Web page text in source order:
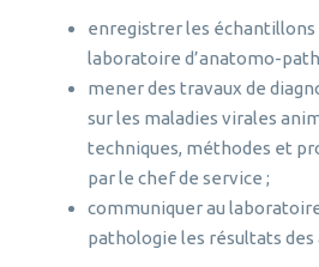
enregistrer les échantillons
laboratoire d’anatomo-
mener des travaux de
sur les maladies virales
techniques, méthodes et
par le chef de service ;
communiquer au
pathologie les résultats des